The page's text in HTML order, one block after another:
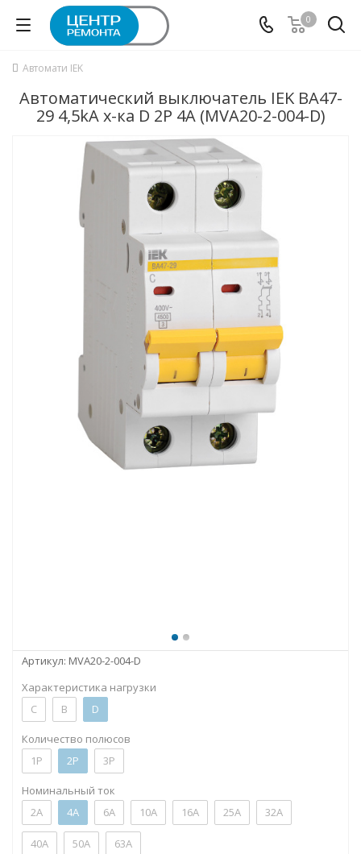
0
Автомати IEK
Автоматический выключатель IEK ВА47-
29 4,5kA х-ка D 2P 4А (MVA20-2-004-D)
Артикул: MVA20-2-004-D
Характеристика нагрузки
C
B D
Количество полюсов
1P
2P 3P
Номинальный ток
2А
4А 6А 10А 16А 25А 32А
40А 50А 63А